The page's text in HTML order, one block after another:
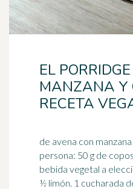
EL
MANZANA Y
RECETA
de avena con
persona: 50 g de copos de avena. 20 cl de
bebida vegetal a
½ limón. 1 cucharada